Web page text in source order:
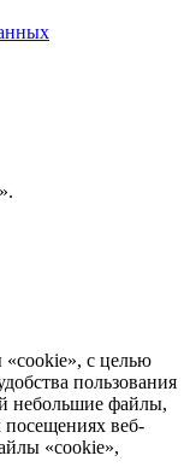
«cookie», с целью
пользования
небольшие файлы,
веб-
«cookie»,